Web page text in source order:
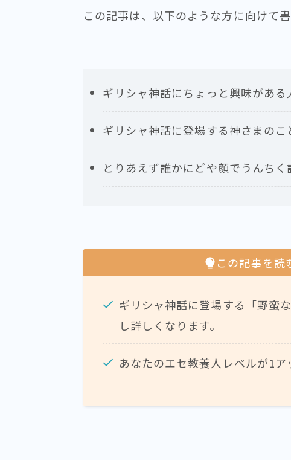
この記事は、以下のような方に向けて書
ギリシャ神話にちょっと興味がある
ギリシャ神話に登場する神さまの
とりあえず誰かにどや顔でうんちく
この記事を読
ギリシャ神話に登場する「野蛮
し詳しくなります。
あなたのエセ教養人レベルが1ア